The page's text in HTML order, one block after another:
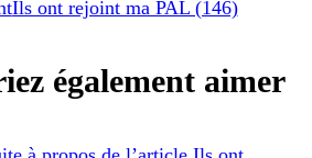
Ils ont rejoint ma PAL (146)
également aimer